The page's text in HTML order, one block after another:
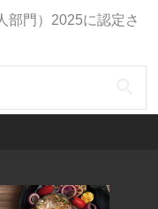
部門）2025に認定さ